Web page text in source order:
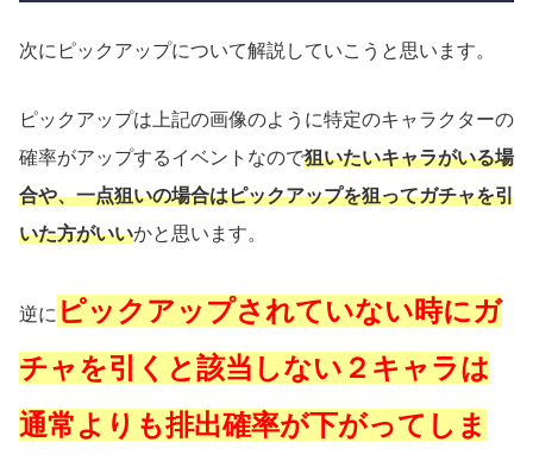
次にピックアップについて解説していこうと思います。
ピックアップは上記の画像のように特定のキャラクターの
確率がアップするイベントなので狙いたいキャラがいる場
合や、一点狙いの場合はピックアップを狙ってガチャを引
いた方がいいかと思います。
逆に ピックアップされていない時にガ
チャを引くと該当しない２キャラは
通常よりも排出確率が下がってしま